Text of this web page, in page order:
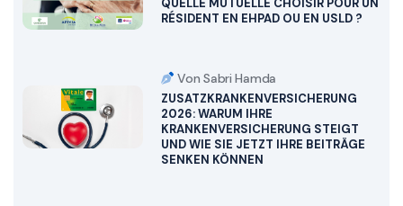
RÉSIDENT EN EHPAD OU EN USLD ?
Von Sabri Hamda
ZUSATZKRANKENVERSICHERUNG
2026: WARUM IHRE
KRANKENVERSICHERUNG STEIGT
UND WIE SIE JETZT IHRE BEITRÄGE
SENKEN KÖNNEN